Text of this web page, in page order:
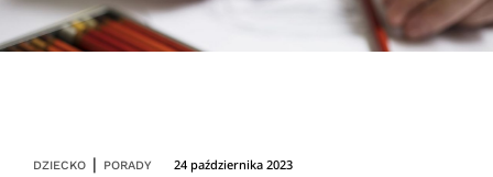
DZIECKO | PORADY 24 października 2023